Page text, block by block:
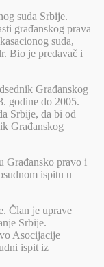
suda Srbije.
građanskog prava
suda,
Bio je predavač i
Građanskog
godine do 2005.
Srbije, da bi od
Građanskog
Građansko pravo i
ispitu u
Član je uprave
Srbije.
Asocijacije
ispit iz